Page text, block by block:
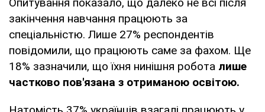
закінчення навчання працюють за
спеціальністю. Лише 27% респондентів
повідомили, що працюють саме за фахом. Ще
18% зазначили, що їхня нинішня робота лише
частково пов'язана з отриманою освітою.